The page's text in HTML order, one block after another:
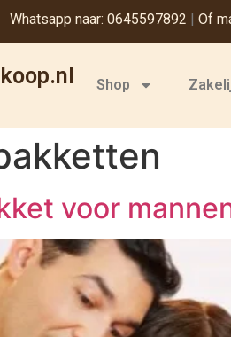
Whatsapp naar: 0645597892 | Of
Shop
voor